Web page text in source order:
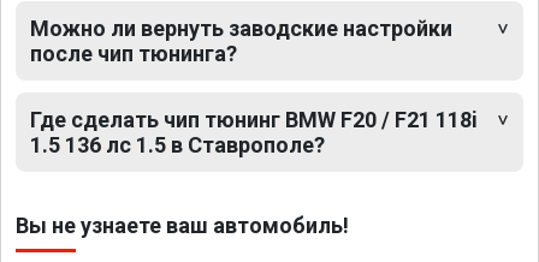
Можно ли вернуть заводские настройки
после чип тюнинга?
Где сделать чип тюнинг BMW F20 / F21 118i
1.5 136 лс 1.5 в Ставрополе?
Вы не узнаете ваш автомобиль!